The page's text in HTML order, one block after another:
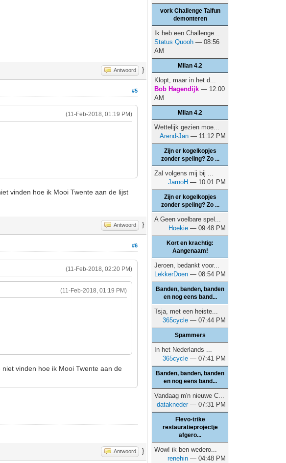
Antwoord }
#5
(11-Feb-2018, 01:19 PM)
vinden hoe ik Mooi Twente aan de lijst
Antwoord }
#6
(11-Feb-2018, 02:20 PM)
(11-Feb-2018, 01:19 PM)
vinden hoe ik Mooi Twente aan de
Antwoord }
vork Challenge Taifun
demonteren
Ik heb een Challenge...
Status Quooh — 08:56
AM
Milan 4.2
Klopt, maar in het d...
Bob Hagendijk — 12:00
AM
Milan 4.2
Wettelijk gezien moe...
Arend-Jan — 11:12 PM
Zijn er kogelkopjes
zonder speling? Zo ...
Zal volgens mij bij ...
JarnoH — 10:01 PM
Zijn er kogelkopjes
zonder speling? Zo ...
A Geen voelbare spel...
Hoekie — 09:48 PM
Kort en krachtig:
Aangenaam!
Jeroen, bedankt voor...
LekkerDoen — 08:54 PM
Banden, banden, banden
en nog eens band...
Tsja, met een heiste...
365cycle — 07:44 PM
Spammers
In het Nederlands ...
365cycle — 07:41 PM
Banden, banden, banden
en nog eens band...
Vandaag m'n nieuwe C...
datakneder— 07:31 PM
Flevo-trike
restauratieprojectje
afgero...
Wow! ik ben wedero...
renehin — 04:48 PM